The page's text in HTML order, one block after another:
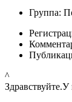
Группа:
^